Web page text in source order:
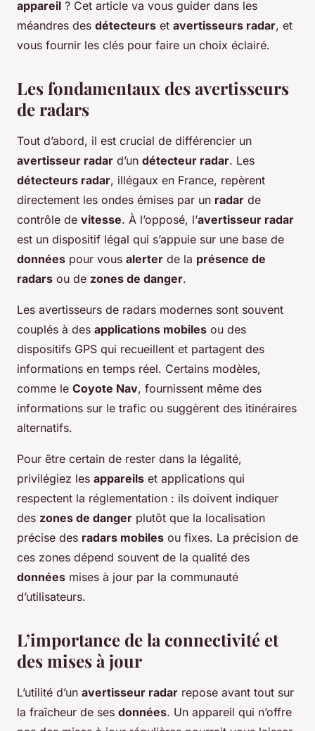
appareil ? Cet article va vous guider dans les
méandres des détecteurs et avertisseurs radar, et
vous fournir les clés pour faire un choix éclairé.
Les fondamentaux des avertisseurs
de radars
Tout d’abord, il est crucial de différencier un
avertisseur radar d’un détecteur radar. Les
détecteurs radar, illégaux en France, repèrent
directement les ondes émises par un radar de
contrôle de vitesse. À l’opposé, l’avertisseur radar
est un dispositif légal qui s’appuie sur une base de
données pour vous alerter de la présence de
radars ou de zones de danger.
Les avertisseurs de radars modernes sont souvent
couplés à des applications mobiles ou des
dispositifs GPS qui recueillent et partagent des
informations en temps réel. Certains modèles,
comme le Coyote Nav, fournissent même des
informations sur le trafic ou suggèrent des itinéraires
alternatifs.
Pour être certain de rester dans la légalité,
privilégiez les appareils et applications qui
respectent la réglementation : ils doivent indiquer
des zones de danger plutôt que la localisation
précise des radars mobiles ou fixes. La précision de
ces zones dépend souvent de la qualité des
données mises à jour par la communauté
d’utilisateurs.
L’importance de la connectivité et
des mises à jour
L’utilité d’un avertisseur radar repose avant tout sur
la fraîcheur de ses données. Un appareil qui n’offre